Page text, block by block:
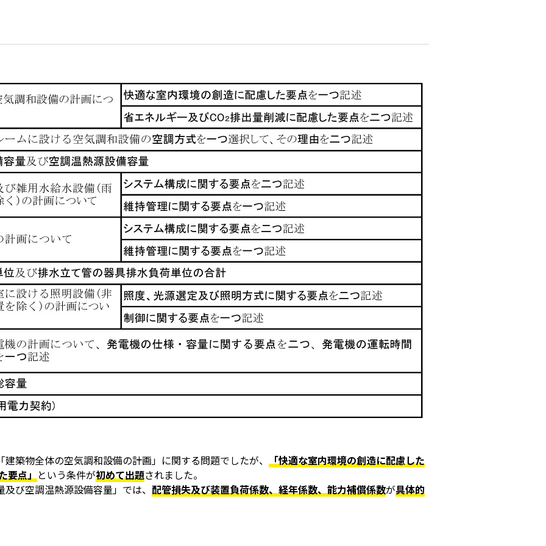
築物全体の空気調和設備の計画」に関する問題でしたが、 「快適な室内環境の創造に配慮した
要点」という条件が初めて出題されました。
び空調温熱源設備容量」では、 配管損失及び装置負荷係数、経年係数、能力補償係数が具体的